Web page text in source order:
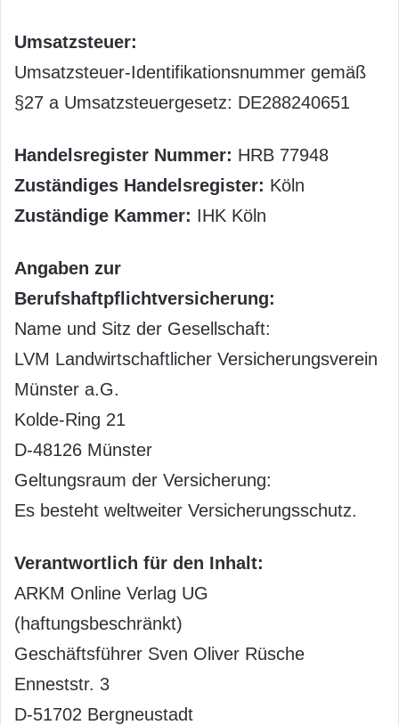
Umsatzsteuer:
Umsatzsteuer-Identifikationsnummer gemäß
§27 a Umsatzsteuergesetz: DE288240651
Handelsregister Nummer: HRB 77948
Zuständiges Handelsregister: Köln
Zuständige Kammer: IHK Köln
Angaben zur
Berufshaftpflichtversicherung:
Name und Sitz der Gesellschaft:
LVM Landwirtschaftlicher Versicherungsverein
Münster a.G.
Kolde-Ring 21
D-48126 Münster
Geltungsraum der Versicherung:
Es besteht weltweiter Versicherungsschutz.
Verantwortlich für den Inhalt:
ARKM Online Verlag UG
(haftungsbeschränkt)
Geschäftsführer Sven Oliver Rüsche
Enneststr. 3
D-51702 Bergneustadt